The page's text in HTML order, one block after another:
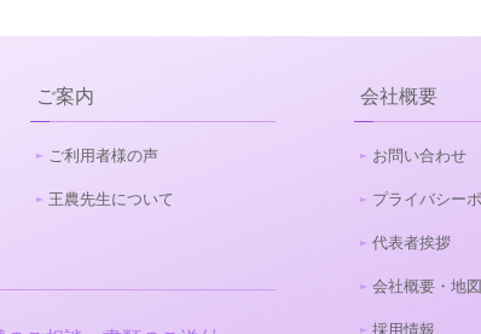
ご案内
ご利用者様の声
王農先生について
会社概要
お問い合わせ
プライバシー
代表者挨拶
会社概要・地図
採用情報